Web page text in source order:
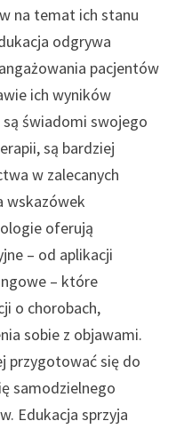
na temat ich stanu
odgrywa
pacjentów
ich wyników
świadomi swojego
są bardziej
w zalecanych
wskazówek
oferują
– od aplikacji
– które
o chorobach,
sobie z objawami.
przygotować się do
samodzielnego
Edukacja sprzyja